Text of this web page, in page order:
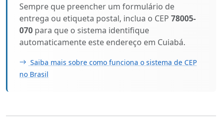
Sempre que preencher um formulário de
entrega ou etiqueta postal, inclua o CEP 78005-
070 para que o sistema identifique
automaticamente este endereço em Cuiabá.
Saiba mais sobre como funciona o sistema de CEP
no Brasil